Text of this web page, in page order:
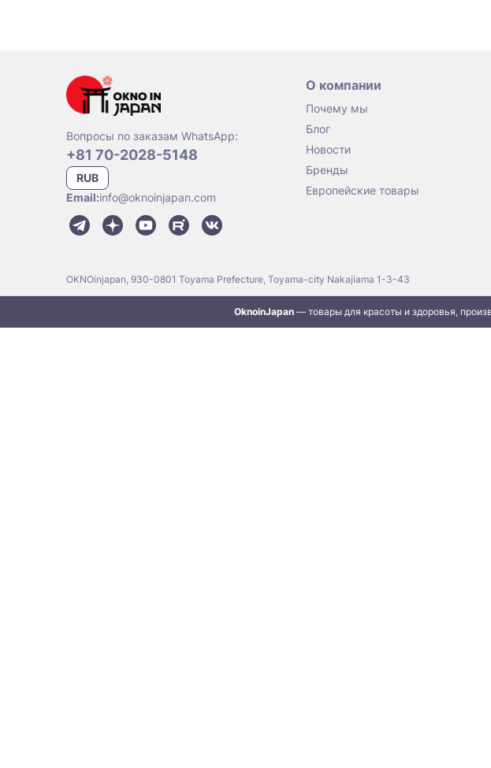
Вопросы по заказам WhatsApp:
+81 70-2028-5148
RUB
Email:info@oknoinjapan.com
О компании
Почему мы
Блог
Новости
Бренды
Европейские товары
OKNOinjapan, 930-0801 Toyama Prefecture, Toyama-city Nakajiama 1-3-43
OknoinJapan — товары для красоты и здоровья,